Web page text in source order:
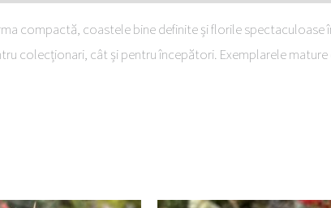
compactă, coastele bine definite și florile spectaculoase
colecționari, cât și pentru începători. Exemplarele